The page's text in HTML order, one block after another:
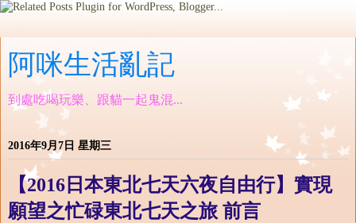
阿咪生活亂記
到處吃喝玩樂、跟貓一起鬼混...
2016年9月7日 星期三
【2016日本東北七天六夜自由行】實現
願望之忙碌東北七天之旅 前言